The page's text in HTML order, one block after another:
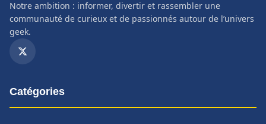
Notre ambition : informer, divertir et rassembler une
communauté de curieux et de passionnés autour de l’univers
geek.
Catégories